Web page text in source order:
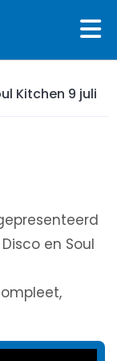
Kitchen 9 juli
en Soul